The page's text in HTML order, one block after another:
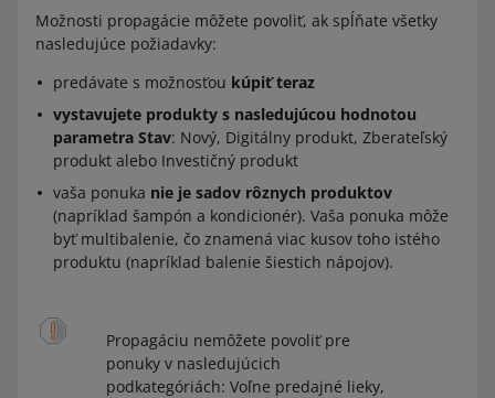
Možnosti propagácie môžete povoliť, ak spĺňate všetky
nasledujúce požiadavky:
predávate s možnosťou kúpiť teraz
vystavujete produkty s nasledujúcou hodnotou
parametra Stav: Nový, Digitálny produkt, Zberateľský
produkt alebo Investičný produkt
vaša ponuka nie je sadov rôznych produktov
(napríklad šampón a kondicionér). Vaša ponuka môže
byť multibalenie, čo znamená viac kusov toho istého
produktu (napríklad balenie šiestich nápojov).
Propagáciu nemôžete povoliť pre
ponuky v nasledujúcich
podkategóriách: Voľne predajné lieky,